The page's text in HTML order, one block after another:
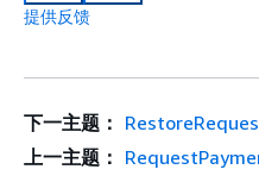
提供反馈
下一主题：
上一主题：